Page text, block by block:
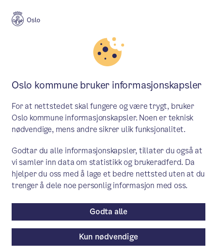
​​Ny driftsmodell på
Tåsenhjemmet skal sikre god
kvalitet til bebore og bedre
arbeidshverdag for ansatte
Høsten 2024 åpner det splitter nye
Tåsenhjemmet. Byrådet har bedt
Sykehjemsetaten utrede en ny
driftsmodell som skal sikre god kvalitet
for brukerne og legge til rette for heltid
Oslo kommune bruker informasjonskapsler
For at nettstedet skal fungere og være trygt, bruker
Oslo kommune informasjonskapsler. Noen er teknisk
nødvendige, mens andre sikrer ulik funksjonalitet.
Godtar du alle informasjonskapsler, tillater du også at
vi samler inn data om statistikk og brukeradferd. Da
hjelper du oss med å lage et bedre nettsted uten at du
trenger å dele noe personlig informasjon med oss.
Kun nødvendige
Godta alle